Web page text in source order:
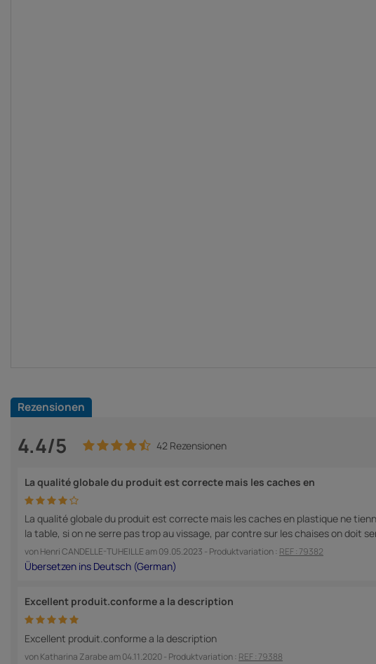
Rezensionen
4.4/5 42 Rezensionen
La qualité globale du produit est correcte mais les caches en
La qualité globale du produit est correcte mais les caches en plastique ne
la table, si on ne serre pas trop au vissage, par contre sur les chaises on
vonHenri CANDELLE-TUHEILLEam09.05.2023 - Produktvariation : REF : 79382
Excellent produit.conforme a la description
Excellent produit.conforme a la description
vonKatharina Zarabeam04.11.2020- Produktvariation : REF : 79388